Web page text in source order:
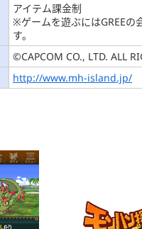
アイテム課金制
※ゲームを遊ぶにはGREEの
す。
©CAPCOM CO., LTD. ALL
http://www.mh-island.jp/